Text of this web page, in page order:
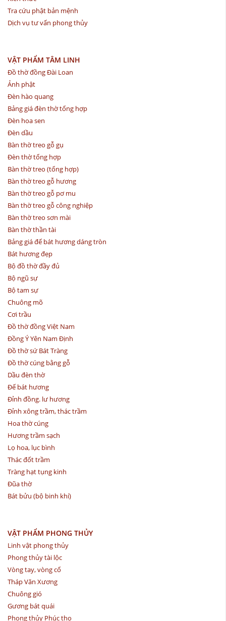
Tra cứu phật bản mệnh
Dịch vụ tư vấn phong thủy
VẬT PHẨM TÂM LINH
Đồ thờ đồng Đài Loan
Ảnh phật
Đèn hào quang
Bảng giá đèn thờ tổng hợp
Đèn hoa sen
Đèn dầu
Bàn thờ treo gỗ gụ
Đèn thờ tổng hợp
Bàn thờ treo (tổng hợp)
Bàn thờ treo gỗ hương
Bàn thờ treo gỗ pơ mu
Bàn thờ treo gỗ công nghiệp
Bàn thờ treo sơn mài
Bàn thờ thần tài
Bảng giá đế bát hương dáng tròn
Bát hương đẹp
Bộ đồ thờ đầy đủ
Bộ ngũ sự
Bộ tam sự
Chuông mõ
Cơi trầu
Đồ thờ đồng Việt Nam
Đồng Ý Yên Nam Định
Đồ thờ sứ Bát Tràng
Đồ thờ cúng bằng gỗ
Dầu đèn thờ
Đế bát hương
Đỉnh đồng. lư hương
Đỉnh xông trầm, thác trầm
Hoa thờ cúng
Hương trầm sạch
Lọ hoa, lục bình
Thác đốt trầm
Tràng hạt tụng kinh
Đũa thờ
Bát bửu (bộ binh khí)
VẬT PHẨM PHONG THỦY
Linh vật phong thủy
Phong thủy tài lộc
Vòng tay, vòng cổ
Tháp Văn Xương
Chuông gió
Gương bát quái
Phong thủy Phúc thọ